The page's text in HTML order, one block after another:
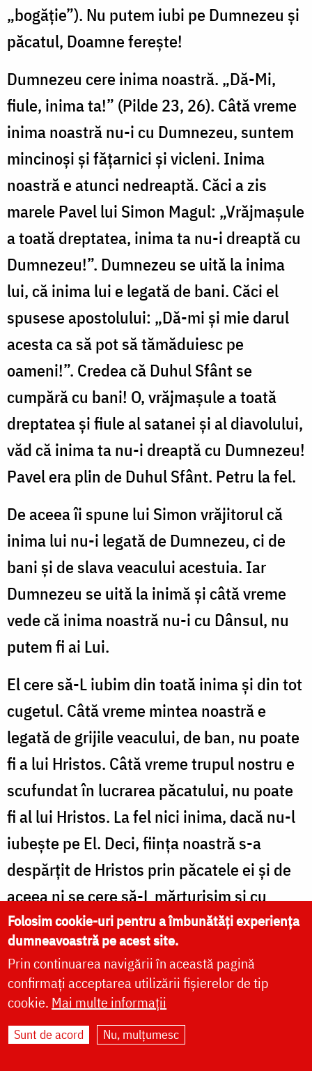
„bogăţie”). Nu putem iubi pe Dumnezeu şi
păcatul, Doamne fereşte!
Dumnezeu cere inima noastră. „Dă-Mi,
fiule, inima ta!” (Pilde 23, 26). Câtă vreme
inima noastră nu-i cu Dumnezeu, suntem
mincinoşi şi făţarnici şi vicleni. Inima
noastră e atunci nedreaptă. Căci a zis
marele Pavel lui Simon Magul: „Vrăjmaşule
a toată dreptatea, inima ta nu-i dreaptă cu
Dumnezeu!”. Dumnezeu se uită la inima
lui, că inima lui e legată de bani. Căci el
spusese apostolului: „Dă-mi şi mie darul
acesta ca să pot să tămăduiesc pe
oameni!”. Credea că Duhul Sfânt se
cumpără cu bani! O, vrăjmaşule a toată
dreptatea şi fiule al satanei şi al diavolului,
văd că inima ta nu-i dreaptă cu Dumnezeu!
Pavel era plin de Duhul Sfânt. Petru la fel.
De aceea îi spune lui Simon vrăjitorul că
inima lui nu-i legată de Dumnezeu, ci de
bani şi de slava veacului acestuia. Iar
Dumnezeu se uită la inimă şi câtă vreme
vede că inima noastră nu-i cu Dânsul, nu
putem fi ai Lui.
El cere să-L iubim din toată inima şi din tot
cugetul. Câtă vreme mintea noastră e
legată de grijile veacului, de ban, nu poate
fi a lui Hristos. Câtă vreme trupul nostru e
scufundat în lucrarea păcatului, nu poate
fi al lui Hristos. La fel nici inima, dacă nu-l
iubeşte pe El. Deci, fiinţa noastră s-a
despărţit de Hristos prin păcatele ei şi de
aceea ni se cere să-L mărturisim şi cu
faptele şi cu gura şi să-L iubim din toată
inima, din tot cugetul şi din toată puterea.
Deci, când marele apostol Petru şi ceilalţi
au zis: „Iată, noi am lăsat toate”, au zis:
„Am lăsat vicleşugul, necredinţa,
Folosim cookie-uri pentru a îmbunătăți experiența
dumneavoastră pe acest site.
Prin continuarea navigării în această pagină
confirmați acceptarea utilizării fișierelor de tip
cookie. Mai multe informații
Sunt de acord Nu, mulțumesc